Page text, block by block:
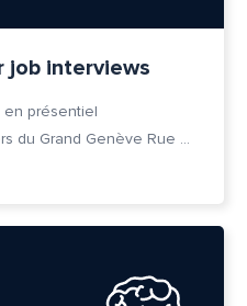
job interviews
en présentiel
Cité des Métiers du Grand Genève Rue Prévost-Martin 6 1205 Genève